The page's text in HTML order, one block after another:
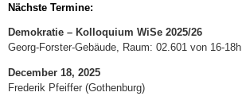
Nächste Termine:
Demokratie – Kolloquium WiSe 2025/26
Georg-Forster-Gebäude, Raum: 02.601 von 16-18h
December 18, 2025
Frederik Pfeiffer (Gothenburg)